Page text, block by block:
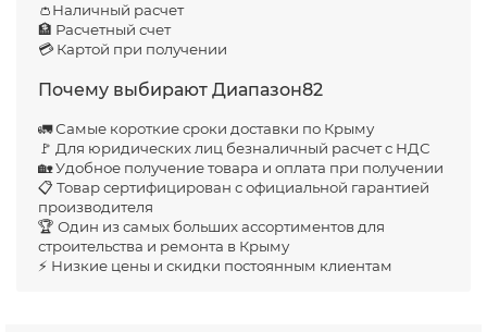
👛Наличный расчет
🏦 Расчетный счет
💳 Картой при получении
Почему выбирают Диапазон82
🚛 Самые короткие сроки доставки по Крыму
🚩 Для юридических лиц безналичный расчет с НДС
🏡 Удобное получение товара и оплата при получении
📋 Товар сертифицирован с официальной гарантией
производителя
🏆 Один из самых больших ассортиментов для
строительства и ремонта в Крыму
⚡ Низкие цены и скидки постоянным клиентам